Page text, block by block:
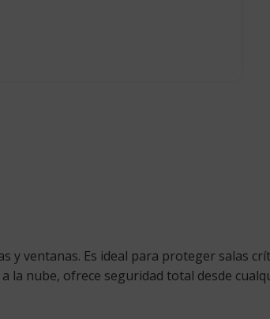
ventanas. Es ideal para proteger salas
la nube, ofrece seguridad total desde